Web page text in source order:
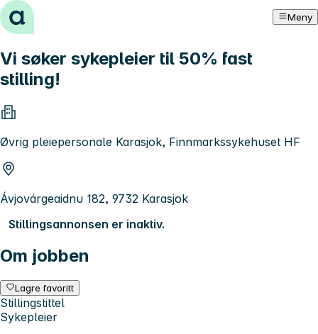
Hopp til innhold Meny
Vi søker sykepleier til 50% fast
stilling!
Øvrig pleiepersonale Karasjok, Finnmarkssykehuset HF
Ávjovárgeaidnu 182, 9732 Karasjok
Stillingsannonsen er inaktiv.
Om jobben
Lagre favoritt
Stillingstittel
Sykepleier